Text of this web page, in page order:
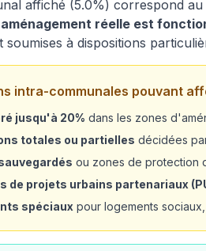
affiché (5.0%) correspond
réelle est
soumises à dispositions
intra-communales pouvant
jusqu'à 20% dans les zones
totales ou partielles décidées
ou zones de protection
de projets urbains partenariaux
spéciaux pour logements